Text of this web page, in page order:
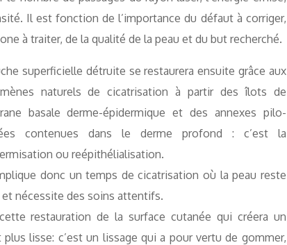
Il est fonction de l’importance du défaut à corriger,
à traiter, de la qualité de la peau et du but recherché.
superficielle détruite se restaurera ensuite grâce aux
naturels de cicatrisation à partir des îlots de
basale derme-épidermique et des annexes pilo-
contenues dans le derme profond : c’est la
ou reépithélialisation.
donc un temps de cicatrisation où la peau reste
nécessite des soins attentifs.
restauration de la surface cutanée qui créera un
plus lisse: c’est un lissage qui a pour vertu de gommer,